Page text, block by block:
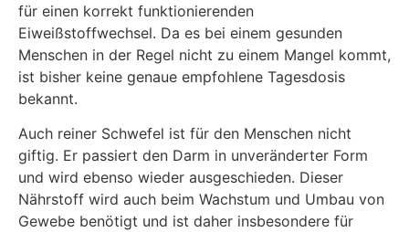
für einen korrekt funktionierenden
Eiweißstoffwechsel. Da es bei einem gesunden
Menschen in der Regel nicht zu einem Mangel kommt,
ist bisher keine genaue empfohlene Tagesdosis
bekannt.
Auch reiner Schwefel ist für den Menschen nicht
giftig. Er passiert den Darm in unveränderter Form
und wird ebenso wieder ausgeschieden. Dieser
Nährstoff wird auch beim Wachstum und Umbau von
Gewebe benötigt und ist daher insbesondere für